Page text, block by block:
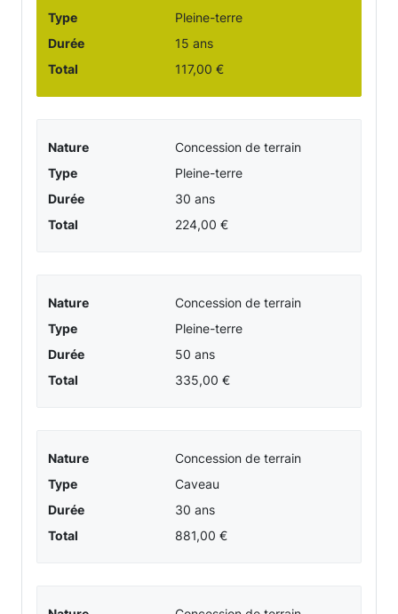
Type
Pleine-terre
Durée
15 ans
Total
117,00 €
Nature
Concession de terrain
Type
Pleine-terre
Durée
30 ans
Total
224,00 €
Nature
Concession de terrain
Type
Pleine-terre
Durée
50 ans
Total
335,00 €
Nature
Concession de terrain
Type
Caveau
Durée
30 ans
Total
881,00 €